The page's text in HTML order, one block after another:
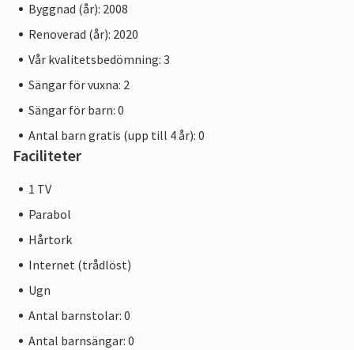
Byggnad (år): 2008
Renoverad (år): 2020
Vår kvalitetsbedömning: 3
Sängar för vuxna: 2
Sängar för barn: 0
Antal barn gratis (upp till 4 år): 0
Faciliteter
1 TV
Parabol
Hårtork
Internet (trådlöst)
Ugn
Antal barnstolar: 0
Antal barnsängar: 0